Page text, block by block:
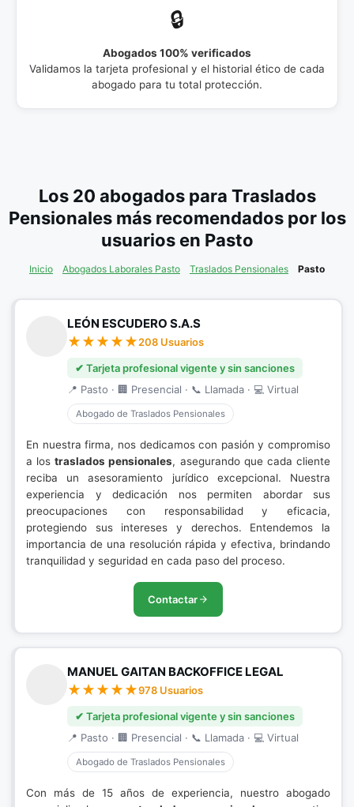
🔒
Abogados 100% verificados
Validamos la tarjeta profesional y el historial ético de cada
abogado para tu total protección.
Los 20 abogados para Traslados
Pensionales más recomendados por los
usuarios en Pasto
Inicio Abogados Laborales Pasto Traslados Pensionales Pasto
LEÓN ESCUDERO S.A.S
208 Usuarios
✔ Tarjeta profesional vigente y sin sanciones
📍 Pasto · 🏢 Presencial · 📞 Llamada · 💻 Virtual
Abogado de Traslados Pensionales
En nuestra firma, nos dedicamos con pasión y compromiso
a lostraslados pensionales, asegurando que cada cliente
reciba un asesoramiento jurídico excepcional. Nuestra
experiencia y dedicación nos permiten abordar sus
preocupaciones con responsabilidad y eficacia,
protegiendo sus intereses y derechos. Entendemos la
importancia de una resolución rápida y efectiva, brindando
tranquilidad y seguridad en cada paso del proceso.
Contactar
MANUEL GAITAN BACKOFFICE LEGAL
978 Usuarios
✔ Tarjeta profesional vigente y sin sanciones
📍 Pasto · 🏢 Presencial · 📞 Llamada · 💻 Virtual
Abogado de Traslados Pensionales
Con más de 15 años de experiencia, nuestro abogado